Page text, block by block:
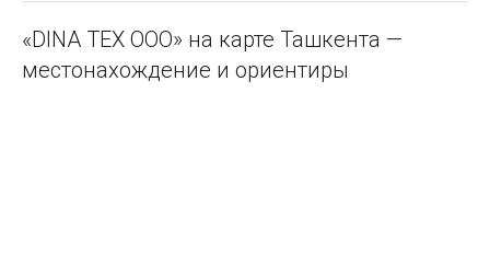
«DINA TEX ООО» на карте Ташкента —
местонахождение и ориентиры